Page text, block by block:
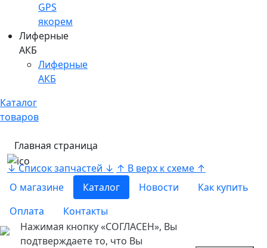
GPS
якорем
Лиферные
АКБ
Лиферные
АКБ
Каталог
товаров
Главная страница
↓ Список запчастей ↓ ↑ В верх к схеме ↑
О магазине
Каталог Новости
Как купить
Оплата
Контакты
Нажимая кнопку «СОГЛАСЕН», Вы
подтверждаете то, что Вы